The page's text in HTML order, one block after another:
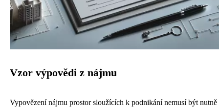
Vzor výpovědi z nájmu
Vypovězení nájmu prostor sloužících k podnikání nemusí být nutně